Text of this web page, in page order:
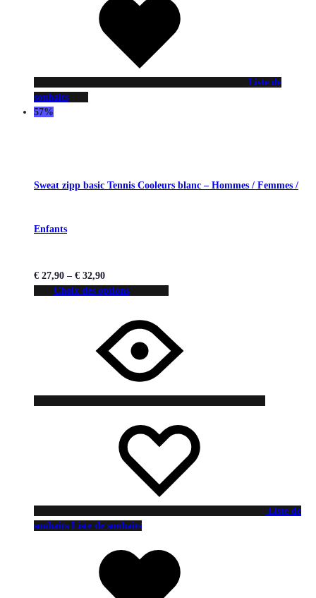
Liste de
souhaits
57%
Sweat zipp basic Tennis Cooleurs blanc – Hommes / Femmes /
Enfants
€ 27,90 – € 32,90
Choix des options
Liste de
souhaits Liste de souhaits